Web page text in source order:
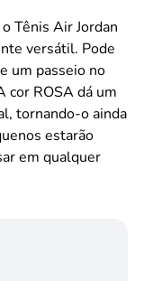
Tênis Air Jordan
versátil. Pode
um passeio no
cor ROSA dá um
tornando-o ainda
estarão
em qualquer